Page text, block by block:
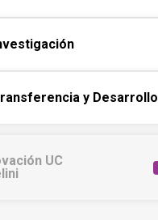
y Desarrollo
UC